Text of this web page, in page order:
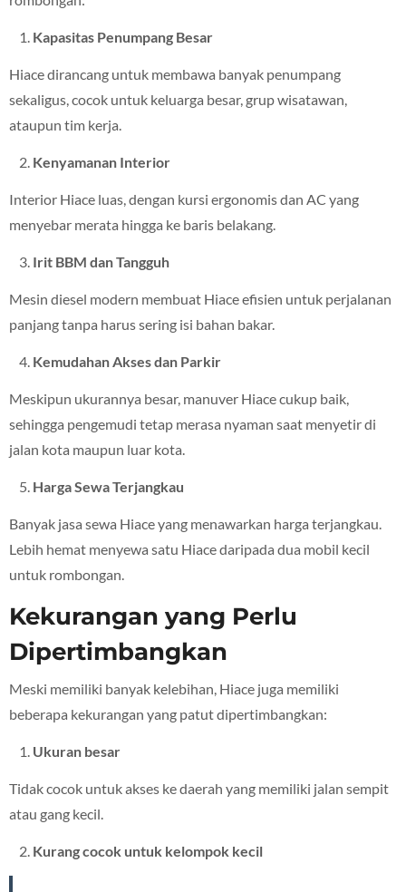
Kapasitas Penumpang Besar
Hiace dirancang untuk membawa banyak penumpang
sekaligus, cocok untuk keluarga besar, grup wisatawan,
ataupun tim kerja.
Kenyamanan Interior
Interior Hiace luas, dengan kursi ergonomis dan AC yang
menyebar merata hingga ke baris belakang.
Irit BBM dan Tangguh
Mesin diesel modern membuat Hiace efisien untuk perjalanan
panjang tanpa harus sering isi bahan bakar.
Kemudahan Akses dan Parkir
Meskipun ukurannya besar, manuver Hiace cukup baik,
sehingga pengemudi tetap merasa nyaman saat menyetir di
jalan kota maupun luar kota.
Harga Sewa Terjangkau
Banyak jasa sewa Hiace yang menawarkan harga terjangkau.
Lebih hemat menyewa satu Hiace daripada dua mobil kecil
untuk rombongan.
Kekurangan yang Perlu
Dipertimbangkan
Meski memiliki banyak kelebihan, Hiace juga memiliki
beberapa kekurangan yang patut dipertimbangkan:
Ukuran besar
Tidak cocok untuk akses ke daerah yang memiliki jalan sempit
atau gang kecil.
Kurang cocok untuk kelompok kecil